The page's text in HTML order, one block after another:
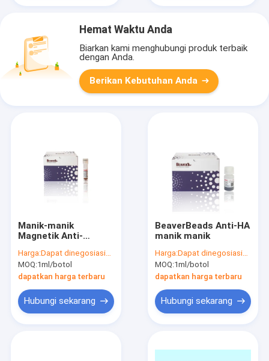
Hemat Waktu Anda
Biarkan kami menghubungi produk terbaik
dengan Anda.
Berikan Kebutuhan Anda
Manik-manik
Magnetik Anti-
BeaverBeads™
Harga:Dapat dinegosiasikan
MOQ:1ml/botol
dapatkan harga terbaru
Hubungi sekarang
BeaverBeads Anti-HA
manik manik
Harga:Dapat dinegosiasikan
MOQ:1ml/botol
dapatkan harga terbaru
Hubungi sekarang